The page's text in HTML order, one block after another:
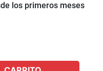
los primeros meses